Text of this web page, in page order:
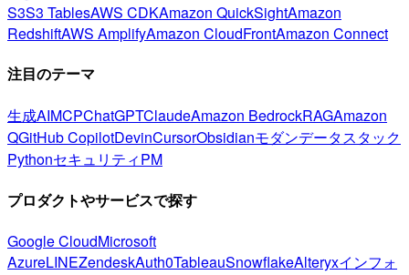
S3S3 TablesAWS CDKAmazon QuickSightAmazon
RedshiftAWS AmplifyAmazon CloudFrontAmazon Connect
注目のテーマ
生成AIMCPChatGPTClaudeAmazon BedrockRAGAmazon
QGitHub CopilotDevinCursorObsidianモダンデータスタック
PythonセキュリティPM
プロダクトやサービスで探す
Google CloudMicrosoft
AzureLINEZendeskAuth0TableauSnowflakeAlteryxインフォ